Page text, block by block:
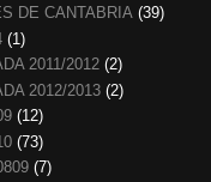
DE CANTABRIA (39)
(1)
2011/2012 (2)
2012/2013 (2)
(12)
(73)
(7)